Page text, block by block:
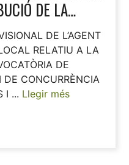
DE LA
EN
I ENTITATS
2023.
DE L’AGENT
RELATIU A LA
DE
DE CONCURRÈNCIA
I ... Llegir més